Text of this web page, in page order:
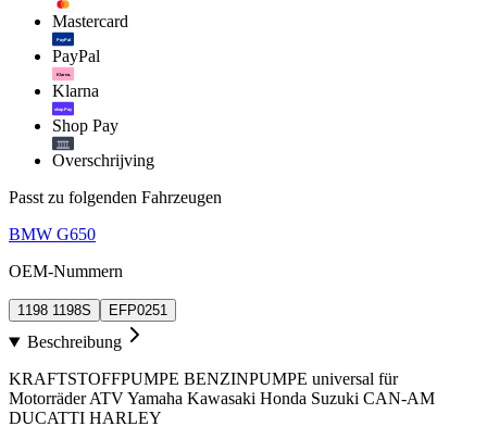
Mastercard
PayPal
PayPal
Klarna.
Klarna
shop Pay
Shop Pay
Overschrijving
Passt zu folgenden Fahrzeugen
BMW G650
OEM-Nummern
1198 1198S EFP0251
Beschreibung
KRAFTSTOFFPUMPE BENZINPUMPE universal für
Motorräder ATV Yamaha Kawasaki Honda Suzuki CAN-AM
DUCATTI HARLEY